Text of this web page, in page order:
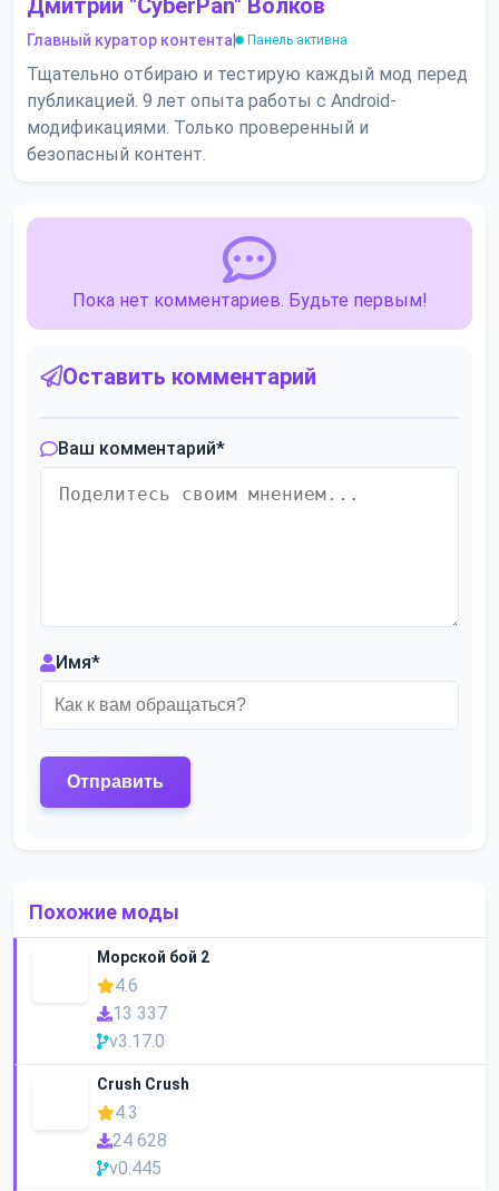
Дмитрий "CyberPan" Волков
Главный куратор контента| Панель активна
Тщательно отбираю и тестирую каждый мод перед
публикацией. 9 лет опыта работы с Android-
модификациями. Только проверенный и
безопасный контент.
Пока нет комментариев. Будьте первым!
Оставить комментарий
Ваш комментарий*
Имя*
Похожие моды
Морской бой 2
4.6
13 337
v3.17.0
Crush Crush
4.3
24 628
v0.445